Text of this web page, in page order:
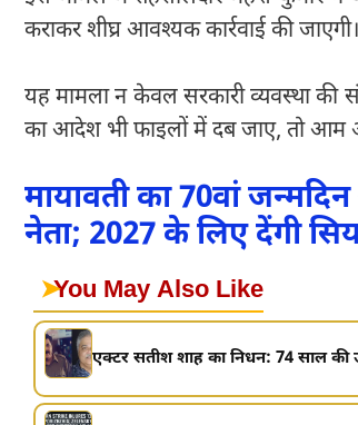
कराकर शीघ्र आवश्यक कार्रवाई की जाएगी।
यह मामला न केवल सरकारी व्यवस्था की
का आदेश भी फाइलों में दब जाए, तो आम
मायावती का 70वां
नेता; 2027 के लिए देंगी
➤You May Also Like
एक्टर सतीश शाह का निधन: 74 साल की